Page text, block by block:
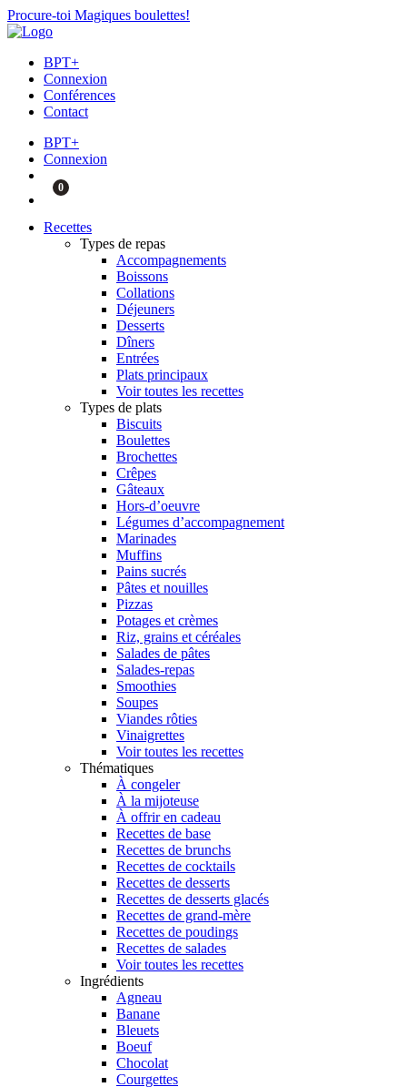
Procure-toi Magiques boulettes!
BPT+
Connexion
Conférences
Contact
BPT+
Connexion
0
Recettes
Types de repas
Accompagnements
Boissons
Collations
Déjeuners
Desserts
Dîners
Entrées
Plats principaux
Voir toutes les recettes
Types de plats
Biscuits
Boulettes
Brochettes
Crêpes
Gâteaux
Hors-d’oeuvre
Légumes d’accompagnement
Marinades
Muffins
Pains sucrés
Pâtes et nouilles
Pizzas
Potages et crèmes
Riz, grains et céréales
Salades de pâtes
Salades-repas
Smoothies
Soupes
Viandes rôties
Vinaigrettes
Voir toutes les recettes
Thématiques
À congeler
À la mijoteuse
À offrir en cadeau
Recettes de base
Recettes de brunchs
Recettes de cocktails
Recettes de desserts
Recettes de desserts glacés
Recettes de grand-mère
Recettes de poudings
Recettes de salades
Voir toutes les recettes
Ingrédients
Agneau
Banane
Bleuets
Boeuf
Chocolat
Courgettes